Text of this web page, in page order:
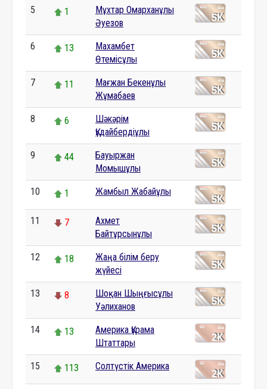
5 1
Мұхтар Омарханұлы
Әуезов
6 13
Махамбет
Өтемісұлы
7 11
Мағжан Бекенұлы
Жұмабаев
8 6
Шәкәрім
Құдайбердіұлы
9 44
Бауыржан
Момышұлы
10 1 Жамбыл Жабайұлы
11 7
Ахмет
Байтұрсынұлы
12 18
Жаңа білім беру
жүйесі
13 8
Шоқан Шыңғысұлы
Уәлиханов
14 13
Америка Құрама
Штаттары
15 113 Солтүстік Америка